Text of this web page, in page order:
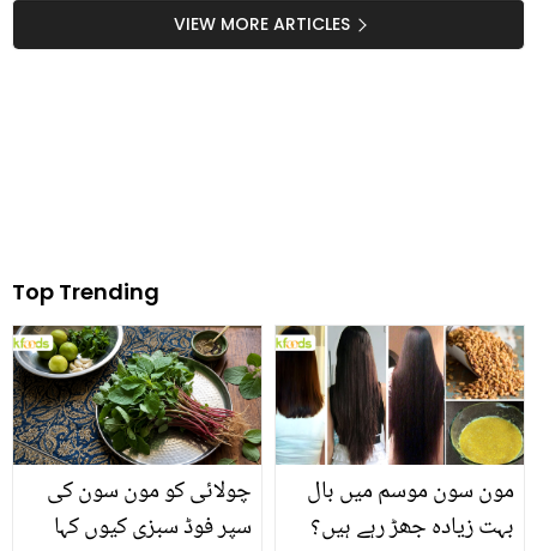
پاؤڈر بنا کر استعمال کرنے
کے حیرت انگیز فائدے جو
بارے میں جانتے ہیں؟VIEW MORE ARTICLES
Top Trending
چولائی کو مون سون کی
سپر فوڈ سبزی کیوں کہا
مون سون موسم میں بال
بہت زیادہ جھڑ رہے ہیں؟